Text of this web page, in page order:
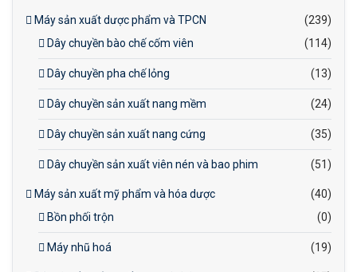
Máy sản xuất dược phẩm và TPCN
(239)
Dây chuyền bào chế cốm viên
(114)
Dây chuyền pha chế lỏng (13)
Dây chuyền sản xuất nang mềm (24)
Dây chuyền sản xuất nang cứng (35)
Dây chuyền sản xuất viên nén và bao phim (51)
Máy sản xuất mỹ phẩm và hóa dược
(40)
Bồn phối trộn
(0)
Máy nhũ hoá (19)